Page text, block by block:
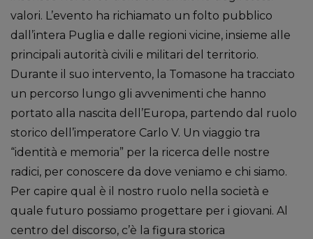
valori. L’evento ha richiamato un folto pubblico
dall’intera Puglia e dalle regioni vicine, insieme alle
principali autorità civili e militari del territorio.
Durante il suo intervento, la Tomasone ha tracciato
un percorso lungo gli avvenimenti che hanno
portato alla nascita dell’Europa, partendo dal ruolo
storico dell’imperatore Carlo V. Un viaggio tra
“identità e memoria” per la ricerca delle nostre
radici, per conoscere da dove veniamo e chi siamo.
Per capire qual è il nostro ruolo nella società e
quale futuro possiamo progettare per i giovani. Al
centro del discorso, c’è la figura storica